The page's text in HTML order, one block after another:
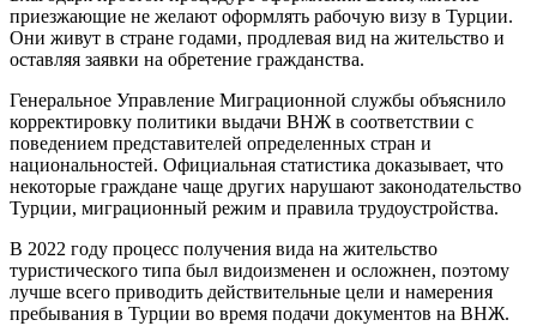
приезжающие не желают оформлять рабочую визу в Турции.
Они живут в стране годами, продлевая вид на жительство и
оставляя заявки на обретение гражданства.
Генеральное Управление Миграционной службы объяснило
корректировку политики выдачи ВНЖ в соответствии с
поведением представителей определенных стран и
национальностей. Официальная статистика доказывает, что
некоторые граждане чаще других нарушают законодательство
Турции, миграционный режим и правила трудоустройства.
В 2022 году процесс получения вида на жительство
туристического типа был видоизменен и осложнен, поэтому
лучше всего приводить действительные цели и намерения
пребывания в Турции во время подачи документов на ВНЖ.